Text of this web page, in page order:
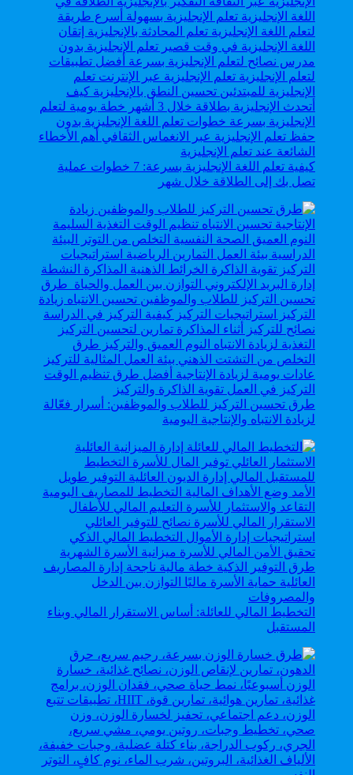
كيفية تعلم اللغة الإنجليزية بسرعة: 7 خطوات عملية
تصل بك إلى الطلاقة خلال شهر
طرق تحسين التركيز للطلاب والموظفين: أسرار فعّالة
لزيادة الانتباه والإنتاجية اليومية
التخطيط المالي للعائلة: أساس الاستقرار المالي وبناء
المستقبل